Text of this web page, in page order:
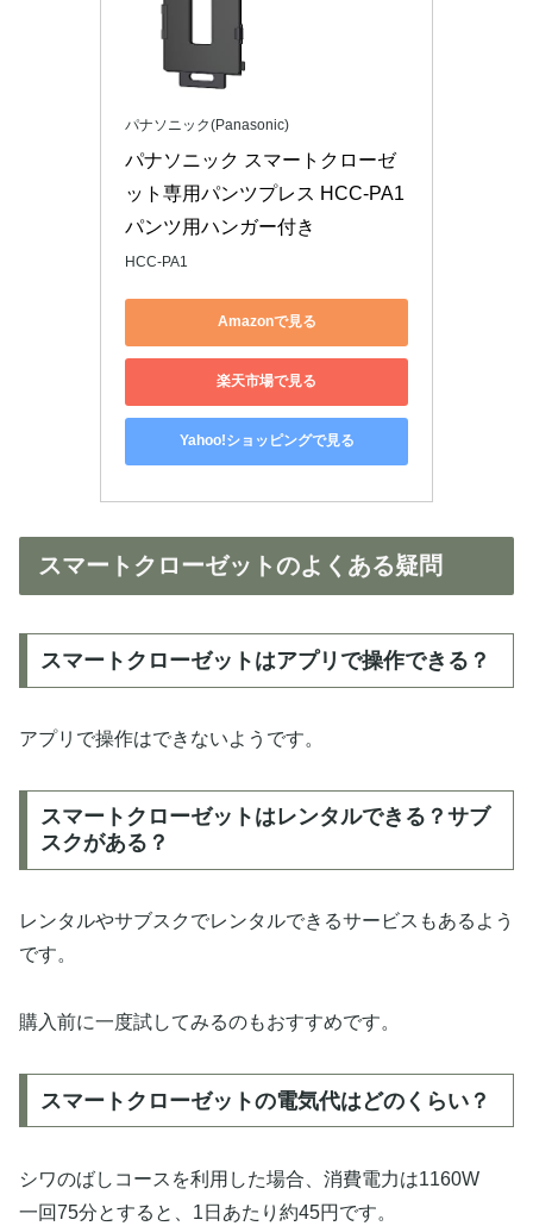
パナソニック(Panasonic)
パナソニック スマートクローゼ
ット専用パンツプレス HCC-PA1
パンツ用ハンガー付き
HCC-PA1
Amazonで見る
楽天市場で見る
Yahoo!ショッピングで見る
スマートクローゼットのよくある疑問
スマートクローゼットはアプリで操作できる？
アプリで操作はできないようです。
スマートクローゼットはレンタルできる？サブ
スクがある？
レンタルやサブスクでレンタルできるサービスもあるよう
です。
購入前に一度試してみるのもおすすめです。
スマートクローゼットの電気代はどのくらい？
シワのばしコースを利用した場合、消費電力は1160W
一回75分とすると、1日あたり約45円です。